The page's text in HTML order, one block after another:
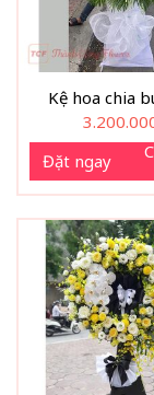
Kệ hoa chia
Đặt ngay